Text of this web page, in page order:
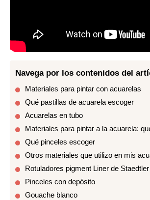
Navega por los contenidos del
Materiales para pintar con acuarelas
Qué pastillas de acuarela escoger
Acuarelas en tubo
Materiales para pintar a la acuarela:
Qué pinceles escoger
Otros materiales que utilizo en mis
Rotuladores pigment Liner de Staedtler
Pinceles con depósito
Gouache blanco